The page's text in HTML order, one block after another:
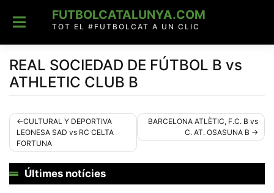
content
FUTBOLCATALUNYA.COM
TOT EL #FUTBOLCAT A UN CLIC
REAL SOCIEDAD DE FÚTBOL B vs
ATHLETIC CLUB B
Navegació
d'entrades
CULTURAL Y DEPORTIVA
LEONESA SAD vs RC CELTA
FORTUNA
BARCELONA ATLÈTIC, F.C. B vs
C. AT. OSASUNA B
Últimes notícies